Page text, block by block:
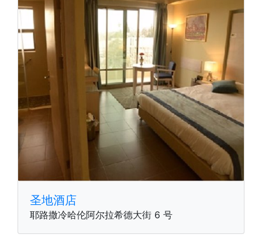
圣地酒店
耶路撒冷哈伦阿尔拉希德大街 6 号